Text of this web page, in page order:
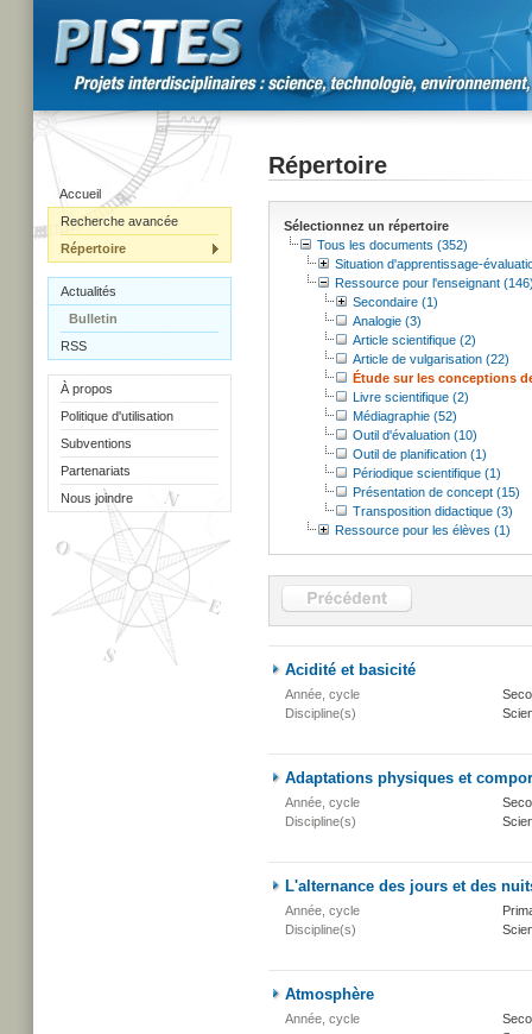
Accueil
Recherche avancée
Répertoire
Actualités
Bulletin
RSS
À propos
Politique d'utilisation
Subventions
Partenariats
Nous joindre
Répertoire
Sélectionnez un répertoire
Tous les documents (352)
Situation d'apprentissage-
Ressource pour l'enseignant
Secondaire (1)
Analogie (3)
Article scientifique (2)
Article de vulgarisation (22)
Étude sur les conceptions
Livre scientifique (2)
Médiagraphie (52)
Outil d'évaluation (10)
Outil de planification (1)
Périodique scientifique (1)
Présentation de concept (15)
Transposition didactique (3)
Ressource pour les élèves (1)
Acidité et basicité
Année, cycle
Discipline(s)
Adaptations physiques et
Année, cycle
Discipline(s)
L'alternance des jours et des
Année, cycle
Discipline(s)
Atmosphère
Année, cycle